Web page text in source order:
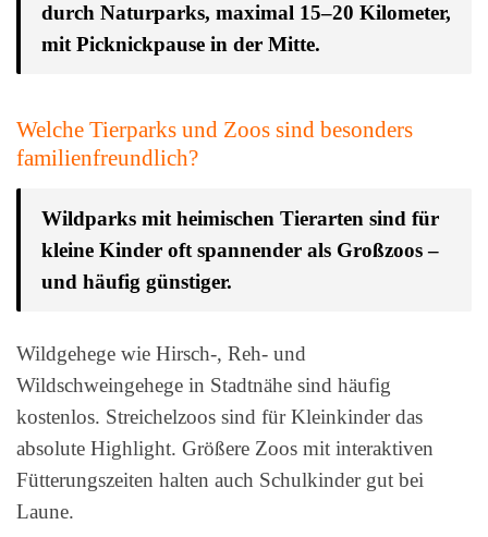
durch Naturparks, maximal 15–20 Kilometer,
mit Picknickpause in der Mitte.
Welche Tierparks und Zoos sind besonders
familienfreundlich?
Wildparks mit heimischen Tierarten sind für
kleine Kinder oft spannender als Großzoos –
und häufig günstiger.
Wildgehege wie Hirsch-, Reh- und
Wildschweingehege in Stadtnähe sind häufig
kostenlos. Streichelzoos sind für Kleinkinder das
absolute Highlight. Größere Zoos mit interaktiven
Fütterungszeiten halten auch Schulkinder gut bei
Laune.